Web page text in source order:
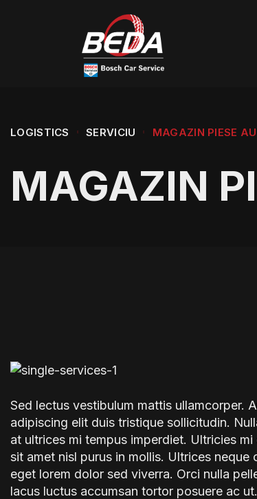
LOGISTICS SERVICIU MAGAZIN PIESE
MAGAZIN
Sed lectus vestibulum mattis ullamcorper.
adipiscing elit duis tristique sollicitudin.
at ultrices mi tempus imperdiet. Ultricies
sit amet nisl purus in mollis. Ultrices neque
eget lorem dolor sed viverra. Orci nulla
lacus luctus accumsan tortor posuere ac